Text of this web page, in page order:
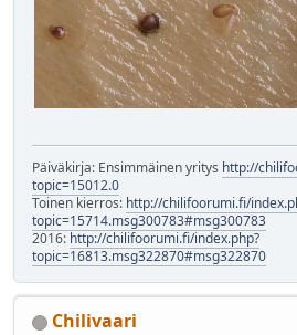
Päiväkirja: Ensimmäinen yritys http://
topic=15012.0
Toinen kierros: http://chilifoorumi.fi/
topic=15714.msg300783#msg300783
2016: http://chilifoorumi.fi/index.php?
topic=16813.msg322870#msg322870
Chilivaari